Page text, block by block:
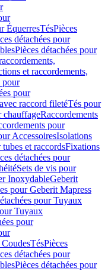
ÉquerresTésPièces
détachées pour
Pièces détachées pour
et raccordements,
pour
pour
raccord filetéTés pour
chauffageRaccordements
pour
AccessoiresIsolations
et raccordsFixations
détachées pour
Sets de vis pour
InoxydableGeberit
pour Geberit Mapress
pour Tuyaux
Tuyaux
pour
CoudesTésPièces
détachées pour
Pièces détachées pour